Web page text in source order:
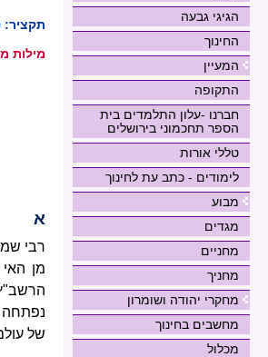
הגיגי גבעה
החינוך
המעיין
התקופה
חברנו -עלון התלמדים בית
הספר תחכמוני בירושלים
טללי אורות
לימודים - כתב עת לחינוך
מבוע
מגדים
מחניים
מחניך
מחקרי יהודה ושומרון
מחשבים בחינוך
מכלול
תקציר:
מילות
א
רבי
נפתחה
של